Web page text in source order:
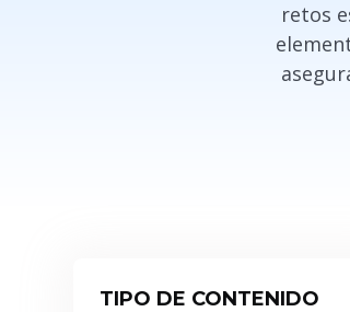
retos
TIPO DE CONTENIDO